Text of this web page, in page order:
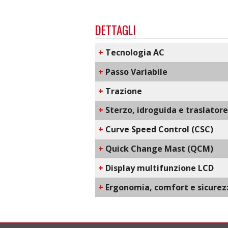
DETTAGLI
+ ​Tecnologia AC
+ Passo Variabile
+ Trazione
+ Sterzo, idroguida e
+ C​urve Speed Control​ (CSC)
+ Q​uick Change Mast​ (QCM)
+ D​isplay multifunzione LCD
+ ​Ergonomia, comfort e